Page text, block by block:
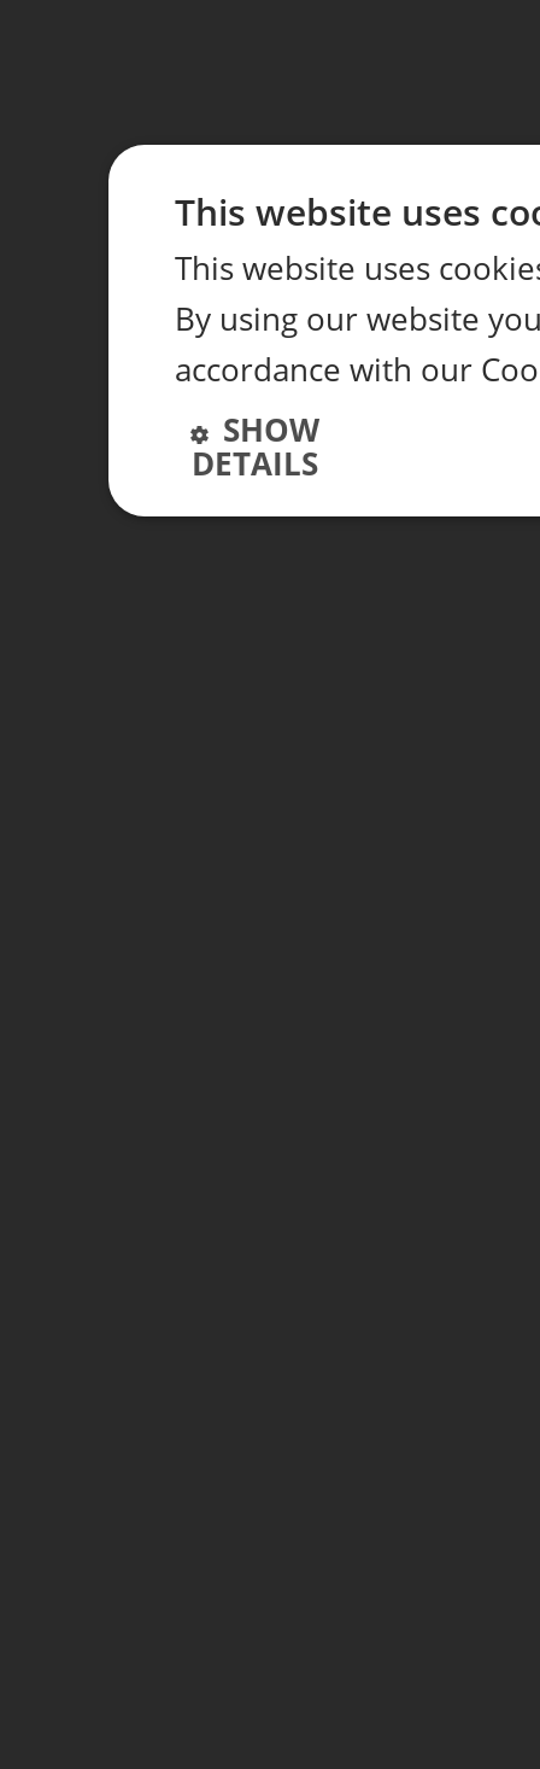
This website uses
This website uses
By using our website
accordance with our
SHOW
DETAILS